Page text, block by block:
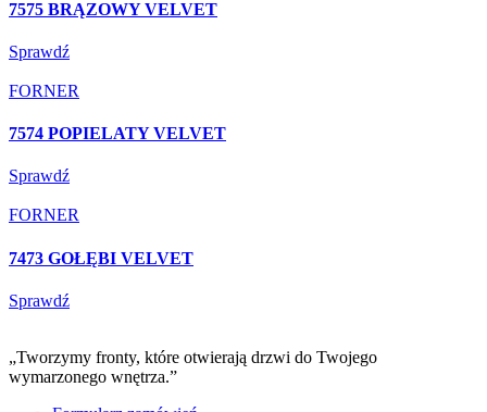
7575 BRĄZOWY VELVET
Sprawdź
FORNER
7574 POPIELATY VELVET
Sprawdź
FORNER
7473 GOŁĘBI VELVET
Sprawdź
„Tworzymy fronty, które otwierają drzwi do Twojego
wymarzonego wnętrza.”